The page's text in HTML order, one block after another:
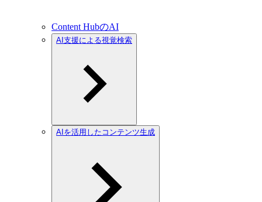
Content HubのAI
AI支援による視覚検索
AIを活用したコンテンツ生成